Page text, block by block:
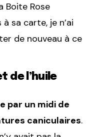
Boite Rose
sa carte, je n’ai
de nouveau à ce
de l’huile
par un midi de
caniculaires.